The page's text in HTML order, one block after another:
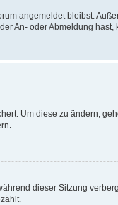
angemeldet bleibst.
An- oder Abmeldung
Um diese zu ändern,
dieser Sitzung